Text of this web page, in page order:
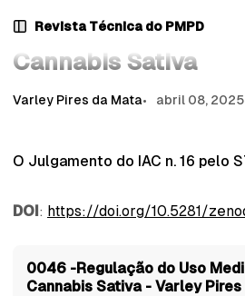
para
Navegação
para
Posts
para
Conteúdo
Revista Técnica do PMPD
Regulação do Uso Medicinal da
Regulação do Uso
Cannabis Sativa
Varley Pires da Mata abril 08, 2025
O Julgamento do IAC n. 16 pelo
DOI: https://doi.org/10.5281/
0046 -Regulação do Uso
Cannabis Sativa - Varley